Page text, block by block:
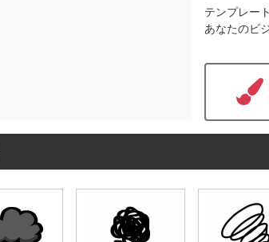
テンプレー
あなたのビ